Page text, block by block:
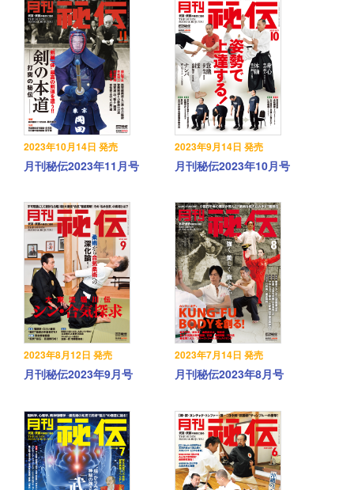
2023年10月14日 発売
月刊秘伝2023年11月号
2023年9月14日 発売
月刊秘伝2023年10月号
2023年8月12日 発売
月刊秘伝2023年9月号
2023年7月14日 発売
月刊秘伝2023年8月号